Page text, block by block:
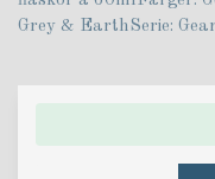
Grey & EarthSerie: